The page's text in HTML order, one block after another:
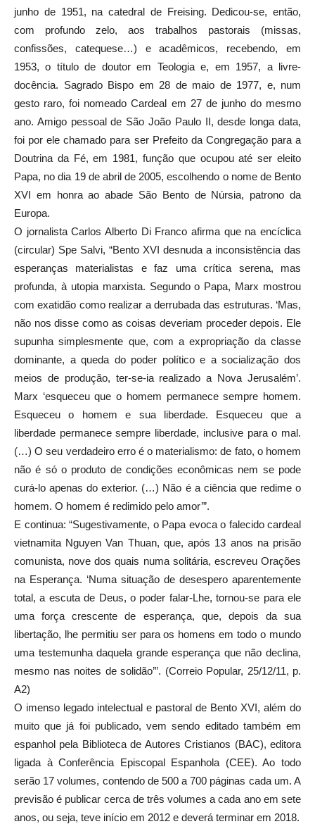
junho de 1951, na catedral de Freising. Dedicou-se, então,
com profundo zelo, aos trabalhos pastorais (missas,
confissões, catequese…) e acadêmicos, recebendo, em
1953, o título de doutor em Teologia e, em 1957, a livre-
docência. Sagrado Bispo em 28 de maio de 1977, e, num
gesto raro, foi nomeado Cardeal em 27 de junho do mesmo
ano. Amigo pessoal de São João Paulo II, desde longa data,
foi por ele chamado para ser Prefeito da Congregação para a
Doutrina da Fé, em 1981, função que ocupou até ser eleito
Papa, no dia 19 de abril de 2005, escolhendo o nome de Bento
XVI em honra ao abade São Bento de Núrsia, patrono da
Europa.
O jornalista Carlos Alberto Di Franco afirma que na encíclica
(circular) Spe Salvi, “Bento XVI desnuda a inconsistência das
esperanças materialistas e faz uma crítica serena, mas
profunda, à utopia marxista. Segundo o Papa, Marx mostrou
com exatidão como realizar a derrubada das estruturas. ‘Mas,
não nos disse como as coisas deveriam proceder depois. Ele
supunha simplesmente que, com a expropriação da classe
dominante, a queda do poder político e a socialização dos
meios de produção, ter-se-ia realizado a Nova Jerusalém’.
Marx ‘esqueceu que o homem permanece sempre homem.
Esqueceu o homem e sua liberdade. Esqueceu que a
liberdade permanece sempre liberdade, inclusive para o mal.
(…) O seu verdadeiro erro é o materialismo: de fato, o homem
não é só o produto de condições econômicas nem se pode
curá-lo apenas do exterior. (…) Não é a ciência que redime o
homem. O homem é redimido pelo amor’”.
E continua: “Sugestivamente, o Papa evoca o falecido cardeal
vietnamita Nguyen Van Thuan, que, após 13 anos na prisão
comunista, nove dos quais numa solitária, escreveu Orações
na Esperança. ‘Numa situação de desespero aparentemente
total, a escuta de Deus, o poder falar-Lhe, tornou-se para ele
uma força crescente de esperança, que, depois da sua
libertação, lhe permitiu ser para os homens em todo o mundo
uma testemunha daquela grande esperança que não declina,
mesmo nas noites de solidão’”. (Correio Popular, 25/12/11, p.
A2)
O imenso legado intelectual e pastoral de Bento XVI, além do
muito que já foi publicado, vem sendo editado também em
espanhol pela Biblioteca de Autores Cristianos (BAC), editora
ligada à Conferência Episcopal Espanhola (CEE). Ao todo
serão 17 volumes, contendo de 500 a 700 páginas cada um. A
previsão é publicar cerca de três volumes a cada ano em sete
anos, ou seja, teve início em 2012 e deverá terminar em 2018.